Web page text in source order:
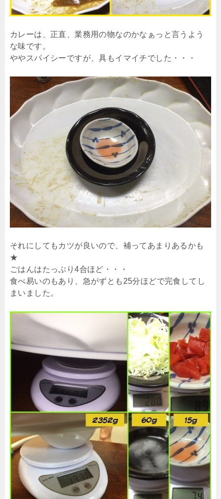
カレーは、正直、業務用の物なのかなぁっと言うよう
な味です。
ややスパイシーですが、具もイマイチでした・・・
それにしてもカツが良いので、補ってあまりあるかも
★
ごはんはたっぷり4合ほど・・・
食べ易いのもあり、急がずとも25分ほどで完食してし
まいました。